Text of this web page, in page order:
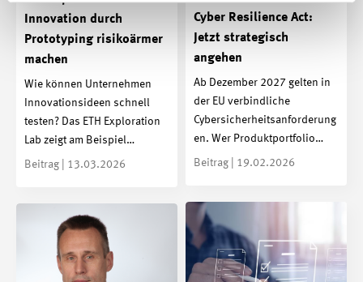
Innovation durch
Prototyping risikoärmer
machen
Wie können Unternehmen
Innovationsideen schnell
testen? Das ETH Exploration
Lab zeigt am Beispiel…
Beitrag | 13.03.2026
Cyber Resilience Act:
Jetzt strategisch
angehen
Ab Dezember 2027 gelten in
der EU verbindliche
Cybersicherheitsanforderung
en. Wer Produktportfolio…
Beitrag | 19.02.2026